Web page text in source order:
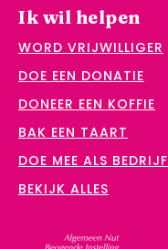
Ik wil helpen
WORD VRIJWILLIGER
DOE EEN DONATIE
DONEER EEN KOFFIE
BAK EEN TAART
DOE MEE ALS BEDRIJF
BEKIJK ALLES